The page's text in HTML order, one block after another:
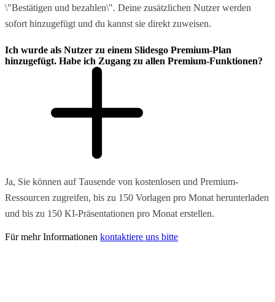
\"Bestätigen und bezahlen\". Deine zusätzlichen Nutzer werden
sofort hinzugefügt und du kannst sie direkt zuweisen.
Ich wurde als Nutzer zu einem Slidesgo Premium-Plan
hinzugefügt. Habe ich Zugang zu allen Premium-Funktionen?
Ja, Sie können auf Tausende von kostenlosen und Premium-
Ressourcen zugreifen, bis zu 150 Vorlagen pro Monat herunterladen
und bis zu 150 KI-Präsentationen pro Monat erstellen.
Für mehr Informationen kontaktiere uns bitte